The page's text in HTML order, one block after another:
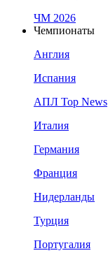
ЧМ 2026
Чемпионаты
Англия
Испания
АПЛ Top News
Италия
Германия
Франция
Нидерланды
Турция
Португалия